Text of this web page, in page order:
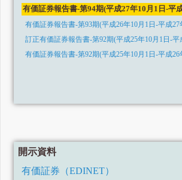
有価証券報告書-第94期(平成27年10月1日-平
有価証券報告書-第93期(平成26年10月1日-平成27
訂正有価証券報告書-第92期(平成25年10月1日-平
有価証券報告書-第92期(平成25年10月1日-平成26
開示資料
有価証券（EDINET）